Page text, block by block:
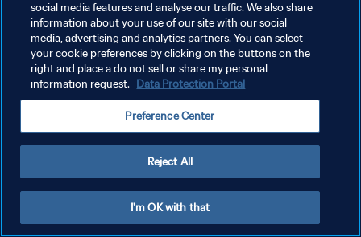
سياسة الخصوصية
إدارة تفضيلات ملفات تعريف الارتباط
social media features and analyse our traffic. We also share
information about your use of our site with our social
media, advertising and analytics partners. You can select
your cookie preferences by clicking on the buttons on the
right and place a do not sell or share my personal
information request. Data Protection Portal
Preference Center
Reject All
I'm OK with that